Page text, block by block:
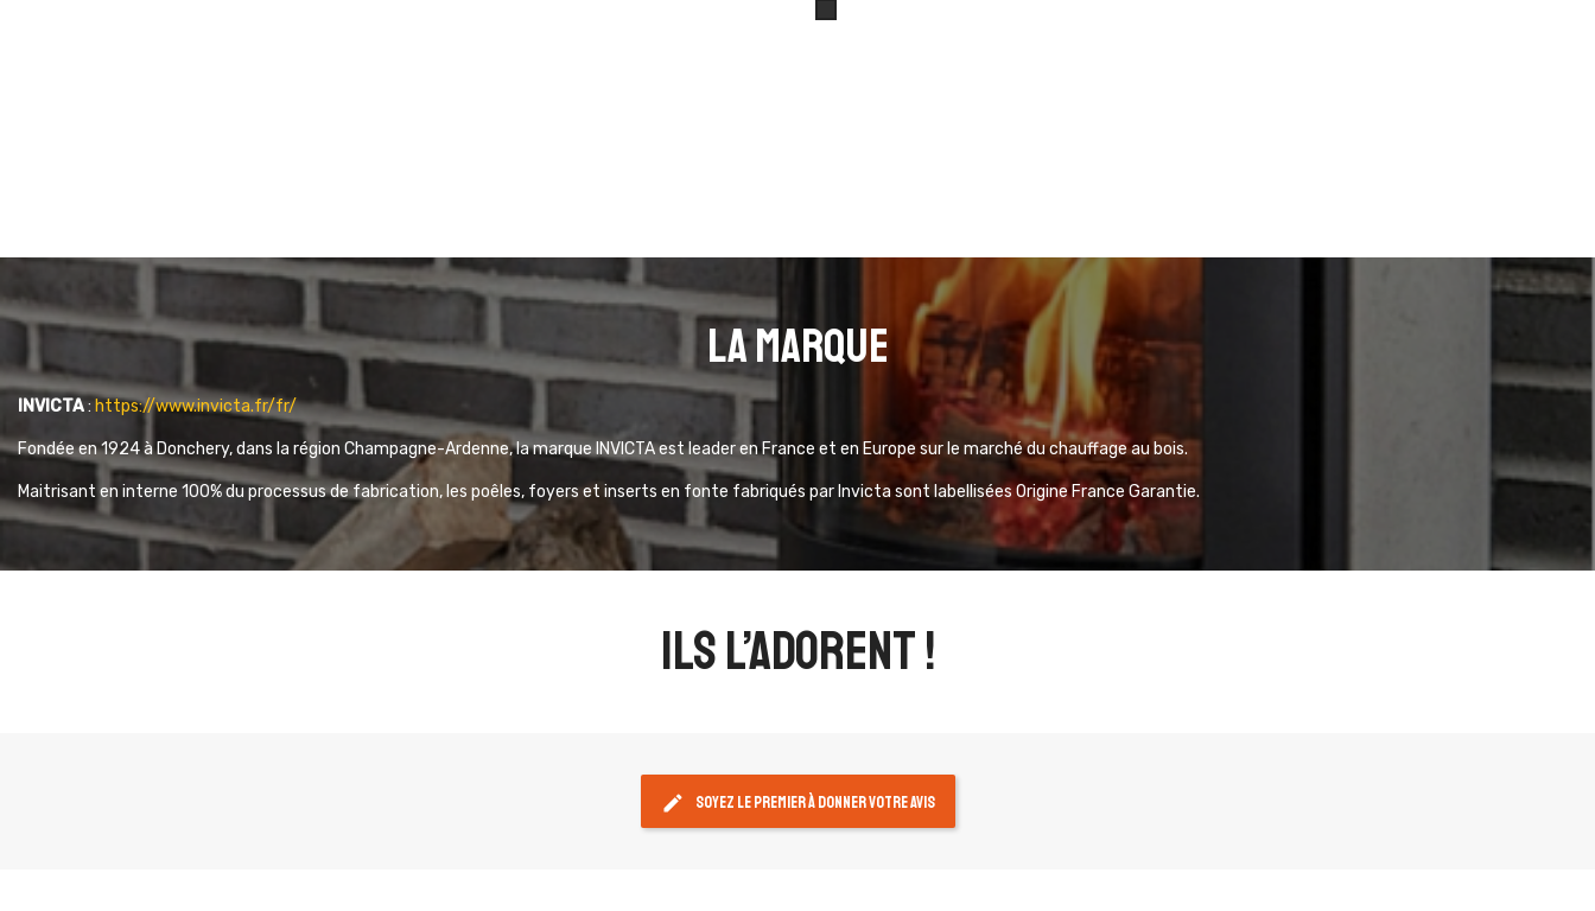
La marque
INVICTA: https://www.invicta.fr/fr/
Fondée en 1924 à Donchery, dans la région Champagne-Ardenne, la marque INVICTA est leader en France et en Europe sur le marché du chauffage au bois.
Maitrisant en interne 100% du processus de fabrication, les poêles, foyers et inserts en fonte fabriqués par Invicta sont labellisées Origine France Garantie.
ils l’adorent !
edit Soyez le premier à donner votre avis